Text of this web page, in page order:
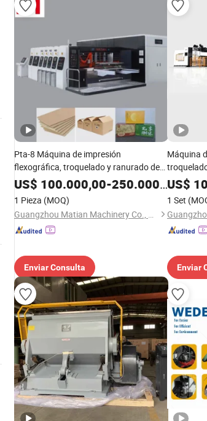
Pta-8 Máquina de impresión
flexográfica, troquelado y ranurado de
cajas de cartón automáticas
US$ 100.000,00-250.000,00
1 Pieza (MOQ)
Guangzhou Matian Machinery Co., Ltd.
Enviar Consulta
Máquina
US$
1 Set
Enviar